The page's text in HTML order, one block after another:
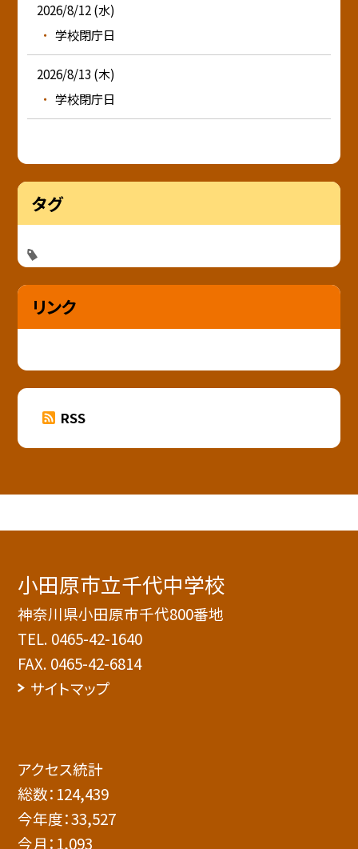
2026/8/12 (水)
学校閉庁日
2026/8/13 (木)
学校閉庁日
タグ
リンク
RSS
小田原市立千代中学校
神奈川県小田原市千代800番地
TEL. 0465-42-1640
FAX. 0465-42-6814
サイトマップ
アクセス統計
総数： 124,439
今年度：33,527
今月： 1,093